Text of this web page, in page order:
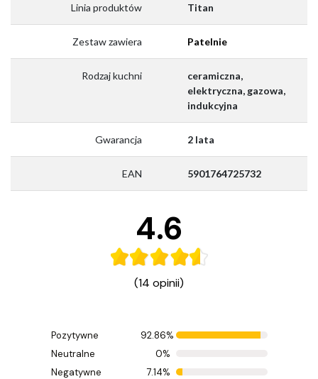
Linia produktów Titan
Zestaw zawiera Patelnie
Rodzaj kuchni
ceramiczna,
elektryczna, gazowa,
indukcyjna
Gwarancja 2 lata
EAN 5901764725732
4.6
(14 opinii)
Pozytywne
92.86%
Neutralne
0%
Negatywne
7.14%
Ocenił(a) produkt na
Opinia zamieszczona 14.03.2026